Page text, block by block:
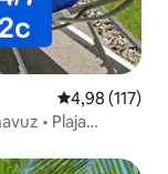
5 üzerinden
4,98 (117)
• Plaja